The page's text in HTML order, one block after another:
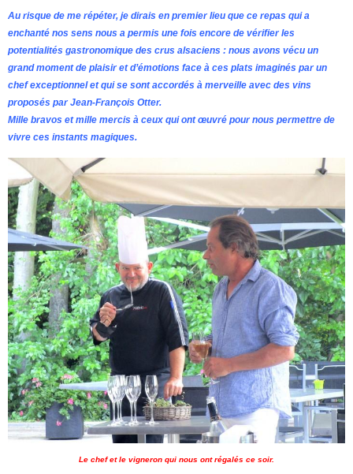
Au risque de me répéter, je dirais en premier lieu que ce repas qui a
enchanté nos sens nous a permis une fois encore de vérifier les
potentialités gastronomique des crus alsaciens : nous avons vécu un
grand moment de plaisir et d’émotions face à ces plats imaginés par un
chef exceptionnel et qui se sont accordés à merveille avec des vins
proposés par Jean-François Otter.
Mille bravos et mille mercis à ceux qui ont œuvré pour nous permettre de
vivre ces instants magiques.
Le chef et le vigneron qui nous ont régalés ce soir.